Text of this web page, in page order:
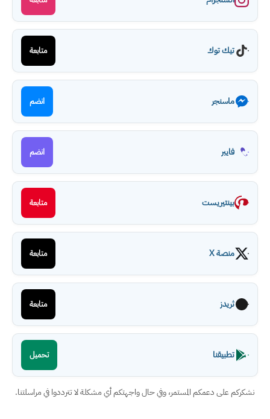
تيك توك متابعة
ماسنجر انضم
فايبر انضم
بينتيريست متابعة
منصة X متابعة
ثريدز متابعة
تطبيقنا تحميل
نشكركم على دعمكم المستمر، وفي حال واجهتكم أي مشكلة لا تترددوا في مراسلتنا.